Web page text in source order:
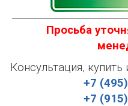
Просьба
Консультация, купить
+7
+7